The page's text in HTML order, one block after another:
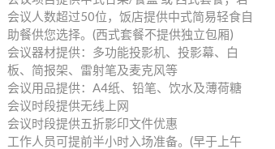
会议人数超过50位，饭店提供中式简易轻食自
助餐供您选择。(西式套餐不提供独立包厢)
会议器材提供：多功能投影机、投影幕、白
板、简报架、雷射笔及麦克风等
会议用品提供：A4纸、铅笔、饮水及薄荷糖
会议时段提供无线上网
会议时段提供五折影印文件优惠
工作人员可提前半小时入场准备。(早于上午